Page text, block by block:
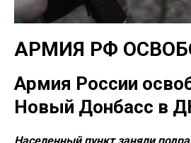
АРМИЯ РФ
Армия России
Новый Донбасс в
Населенный пункт заняли